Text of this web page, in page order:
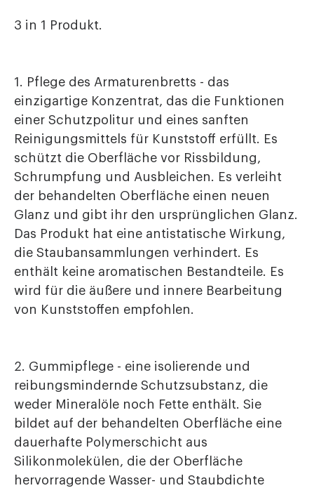
3 in 1 Produkt.
1. Pflege des Armaturenbretts - das
einzigartige Konzentrat, das die Funktionen
einer Schutzpolitur und eines sanften
Reinigungsmittels für Kunststoff erfüllt. Es
schützt die Oberfläche vor Rissbildung,
Schrumpfung und Ausbleichen. Es verleiht
der behandelten Oberfläche einen neuen
Glanz und gibt ihr den ursprünglichen Glanz.
Das Produkt hat eine antistatische Wirkung,
die Staubansammlungen verhindert. Es
enthält keine aromatischen Bestandteile. Es
wird für die äußere und innere Bearbeitung
von Kunststoffen empfohlen.
2. Gummipflege - eine isolierende und
reibungsmindernde Schutzsubstanz, die
weder Mineralöle noch Fette enthält. Sie
bildet auf der behandelten Oberfläche eine
dauerhafte Polymerschicht aus
Silikonmolekülen, die der Oberfläche
hervorragende Wasser- und Staubdichte